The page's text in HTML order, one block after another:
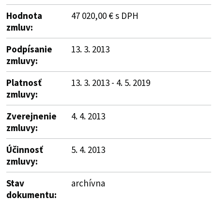
Hodnota
zmluv:
47 020,00 € s DPH
Podpísanie
zmluvy:
13. 3. 2013
Platnosť
zmluvy:
13. 3. 2013 - 4. 5. 2019
Zverejnenie
zmluvy:
4. 4. 2013
Účinnosť
zmluvy:
5. 4. 2013
Stav
dokumentu:
archívna